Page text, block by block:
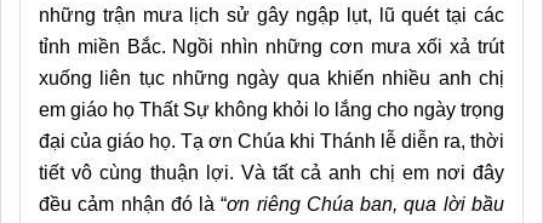
những trận mưa lịch sử gây ngập lụt, lũ quét tại các
tỉnh miền Bắc. Ngồi nhìn những cơn mưa xối xả trút
xuống liên tục những ngày qua khiến nhiều anh chị
em giáo họ Thất Sự không khỏi lo lắng cho ngày trọng
đại của giáo họ. Tạ ơn Chúa khi Thánh lễ diễn ra, thời
tiết vô cùng thuận lợi. Và tất cả anh chị em nơi đây
đều cảm nhận đó là “ơn riêng Chúa ban, qua lời bầu